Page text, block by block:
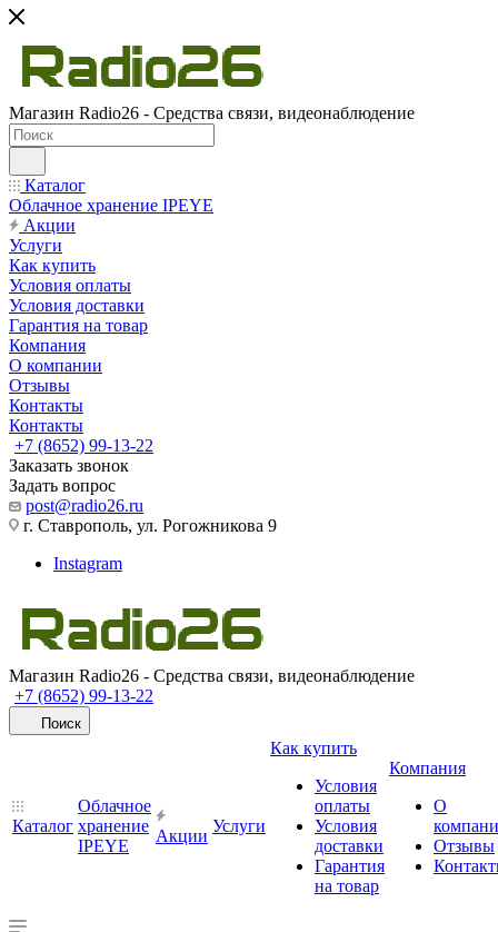
Магазин Radio26 - Средства связи, видеонаблюдение
Каталог
Облачное хранение IPEYE
Акции
Услуги
Как купить
Условия оплаты
Условия доставки
Гарантия на товар
Компания
О компании
Отзывы
Контакты
Контакты
+7 (8652) 99-13-22
Заказать звонок
Задать вопрос
post@radio26.ru
г. Ставрополь, ул. Рогожникова 9
Instagram
Магазин Radio26 - Средства связи, видеонаблюдение
+7 (8652) 99-13-22
Поиск
Каталог
Облачное
хранение
IPEYE
Акции
Услуги
Как купить
Условия
оплаты
Условия
доставки
Гарантия
на товар
Компания
О
Отзывы